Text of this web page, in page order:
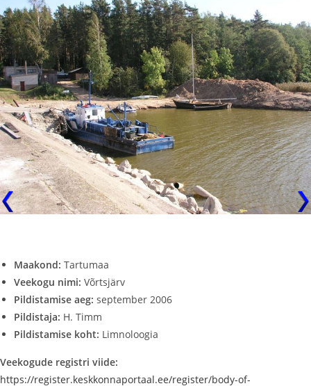
Maakond: Tartumaa
Veekogu nimi: Võrtsjärv
Pildistamise aeg: september 2006
Pildistaja: H. Timm
Pildistamise koht: Limnoloogia
Veekogude registri viide:
https://register.keskkonnaportaal.ee/register/body-of-